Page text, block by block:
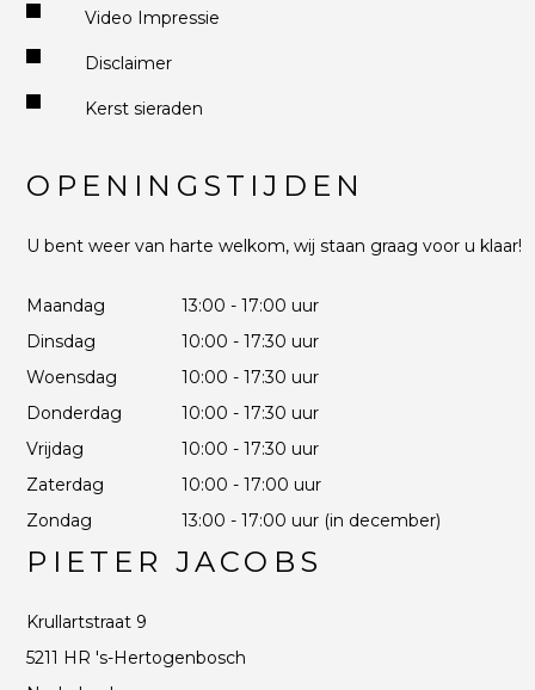
Video Impressie
Disclaimer
Kerst sieraden
OPENINGSTIJDEN
U bent weer van harte welkom, wij staan graag voor u klaar!
Maandag
13:00 - 17:00 uur
Dinsdag
10:00 - 17:30 uur
Woensdag
10:00 - 17:30 uur
Donderdag
10:00 - 17:30 uur
Vrijdag
10:00 - 17:30 uur
Zaterdag
10:00 - 17:00 uur
Zondag
13:00 - 17:00 uur (in december)
PIETER JACOBS
Krullartstraat 9
5211 HR 's-Hertogenbosch